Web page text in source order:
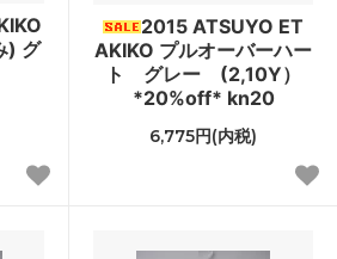
) グ
2015 ATSUYO ET
AKIKO プルオーバーハー
ト グレー (2,10Y）
*20%off* kn20
6,775円(内税)